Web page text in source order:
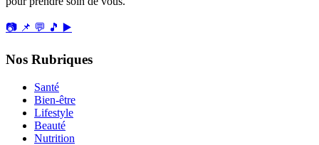
📷 📌 💬 🎵 ▶️
Nos Rubriques
Santé
Bien-être
Lifestyle
Beauté
Nutrition